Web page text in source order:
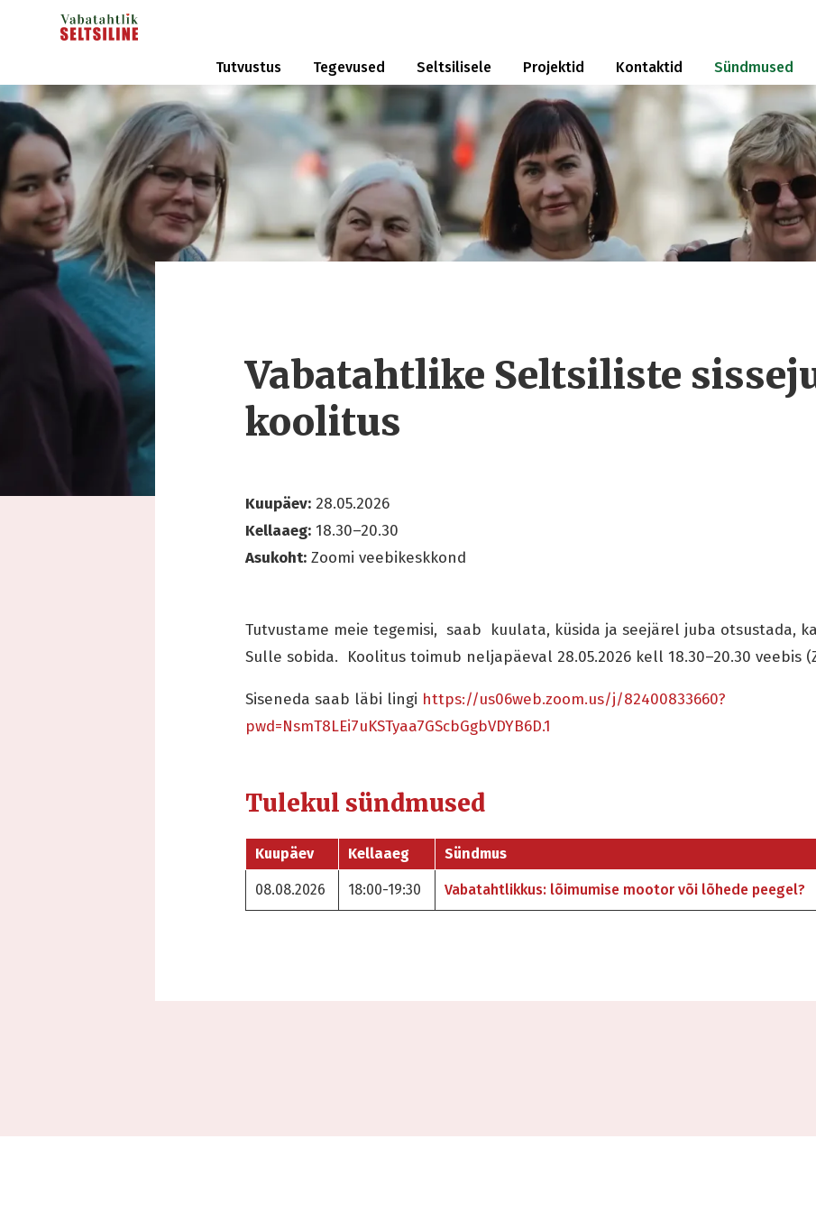
Tutvustus Tegevused Seltsilisele Projektid Kontaktid Sündmused
Vabatahtlike Seltsiliste
koolitus
Kuupäev: 28.05.2026
Kellaaeg: 18.30–20.30
Asukoht: Zoomi veebikeskkond
Tutvustame meie tegemisi, saab kuulata, küsida ja seejärel juba otsustada,
Sulle sobida. Koolitus toimub neljapäeval 28.05.2026 kell 18.30–20.30 veebis
Siseneda saab läbi lingi https://us06web.zoom.us/j/82400833660?
pwd=NsmT8LEi7uKSTyaa7GScbGgbVDYB6D.1
Tulekul sündmused
Kuupäev Kellaaeg Sündmus
08.08.2026 18:00-19:30 Vabatahtlikkus: lõimumise mootor või lõhede peegel?